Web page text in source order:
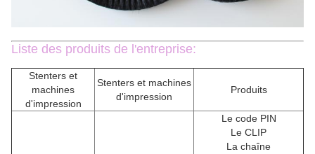
Liste des produits de l'entreprise:
Stenters et
machines
d'impression
Stenters et machines
d'impression
Produits
Le code PIN
Le CLIP
La chaîne